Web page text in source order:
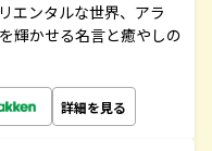
エンタルな世界、アラ
輝かせる名言と癒やしの
詳細を見る